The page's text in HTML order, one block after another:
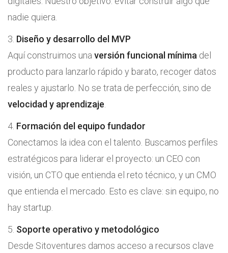
nadie quiera.
Diseño y desarrollo del MVP
Aquí construimos una versión funcional mínima del
producto para lanzarlo rápido y barato, recoger datos
reales y ajustarlo. No se trata de perfección, sino de
velocidad y aprendizaje
Formación del equipo fundador
Conectamos la idea con el talento. Buscamos perfiles
estratégicos para liderar el proyecto: un CEO con
visión, un CTO que entienda el reto técnico, y un CMO
que entienda el mercado. Esto es clave: sin equipo, no
hay startup.
Soporte operativo y metodológico
Desde Sitoventures damos acceso a recursos clave